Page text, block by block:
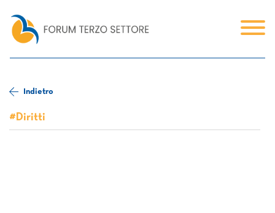
Indietro
#Diritti